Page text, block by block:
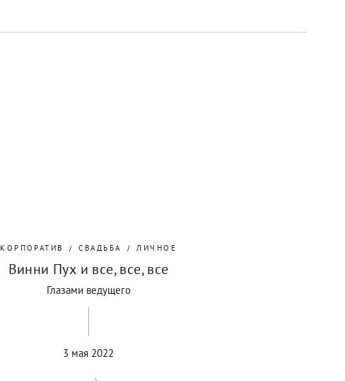
КОРПОРАТИВ СВАДЬБА ЛИЧНОЕ
Винни Пух и все, все, все
Глазами ведущего
3 мая 2022